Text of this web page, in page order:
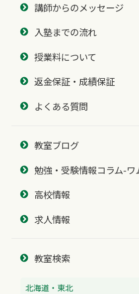
講師からのメッセージ
入塾までの流れ
授業料について
返金保証・成績保証
よくある質問
教室ブログ
勉強・受験情報コラム-ワ
高校情報
求人情報
教室検索
北海道・東北